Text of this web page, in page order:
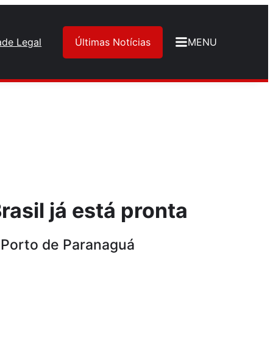
Legal Últimas Notícias MENU
já está pronta
de Paranaguá